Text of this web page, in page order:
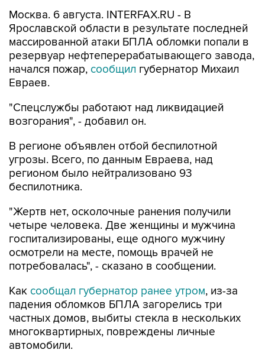
Москва. 6 августа. INTERFAX.RU - В
Ярославской области в результате последней
массированной атаки БПЛА обломки попали в
резервуар нефтеперерабатывающего завода,
начался пожар, сообщил губернатор Михаил
Евраев.
"Спецслужбы работают над ликвидацией
возгорания", - добавил он.
В регионе объявлен отбой беспилотной
угрозы. Всего, по данным Евраева, над
регионом было нейтрализовано 93
беспилотника.
"Жертв нет, осколочные ранения получили
четыре человека. Две женщины и мужчина
госпитализированы, еще одного мужчину
осмотрели на месте, помощь врачей не
потребовалась", - сказано в сообщении.
Как сообщал губернатор ранее утром, из-за
падения обломков БПЛА загорелись три
частных домов, выбиты стекла в нескольких
многоквартирных, повреждены личные
автомобили.